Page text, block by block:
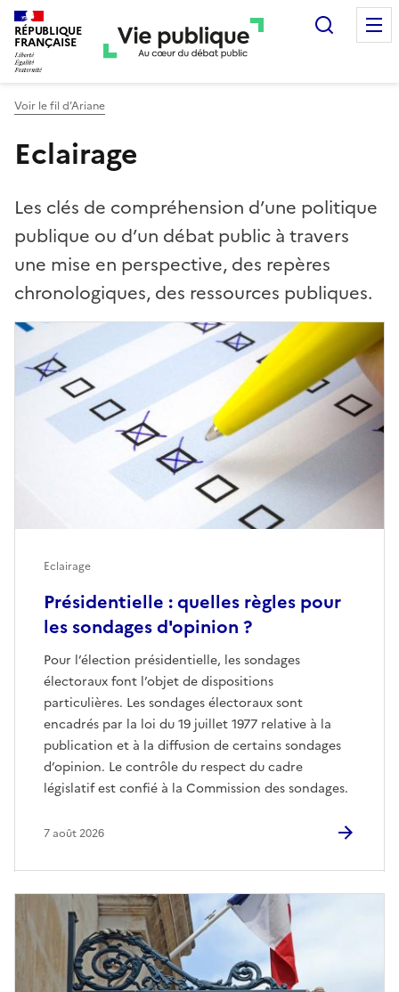
RÉPUBLIQUE
FRANÇAISE
Voir le fil d’Ariane
Eclairage
Les clés de compréhension d’une politique
publique ou d’un débat public à travers
une mise en perspective, des repères
chronologiques, des ressources publiques.
Présidentielle : quelles règles pour
les sondages d'opinion ?
Pour l’élection présidentielle, les sondages
électoraux font l’objet de dispositions
particulières. Les sondages électoraux sont
encadrés par la loi du 19 juillet 1977 relative à la
publication et à la diffusion de certains sondages
d’opinion. Le contrôle du respect du cadre
législatif est confié à la Commission des sondages.
Eclairage
7 août 2026